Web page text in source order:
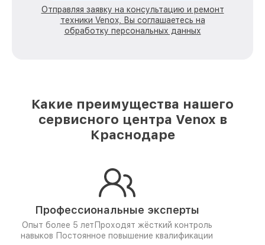
Отправляя заявку на консультацию и ремонт
техники Venox, Вы соглашаетесь на
обработку персональных данных
Какие преимущества нашего
сервисного центра Venox в
Краснодаре
Профессиональные эксперты
Опыт более 5 лет Проходят жёсткий контроль
навыков Постоянное повышение квалификации